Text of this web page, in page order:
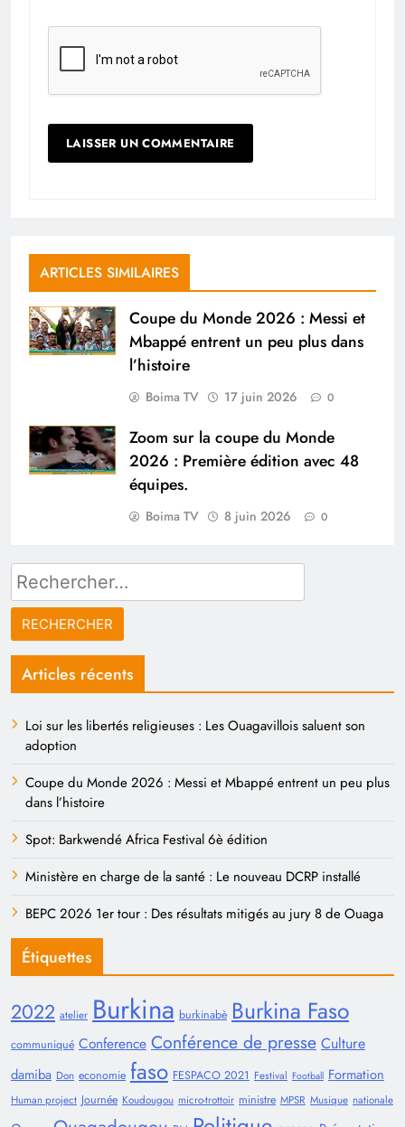
ARTICLES SIMILAIRES
Coupe du Monde 2026 : Messi et
Mbappé entrent un peu plus dans
l’histoire
Boima TV 17 juin 2026 0
Zoom sur la coupe du Monde
2026 : Première édition avec 48
équipes.
Boima TV 8 juin 2026 0
Rechercher :
Articles récents
Loi sur les libertés religieuses : Les Ouagavillois saluent son
adoption
Coupe du Monde 2026 : Messi et Mbappé entrent un peu plus
dans l’histoire
Spot: Barkwendé Africa Festival 6è édition
Ministère en charge de la santé : Le nouveau DCRP installé
BEPC 2026 1er tour : Des résultats mitigés au jury 8 de Ouaga
Étiquettes
2022 atelier Burkina burkinabè Burkina Faso
communiqué Conference Conférence de presse Culture
damiba Don economie faso FESPACO 2021 Festival Football Formation
Human project Journée Koudougou micro-trottoir ministre MPSR Musique nationale